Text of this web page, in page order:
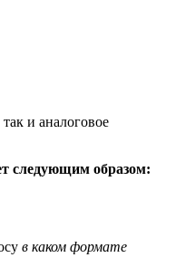
и аналоговое
следующим образом:
в каком формате